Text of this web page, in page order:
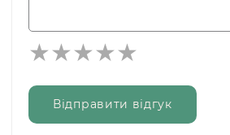
Відправити відгук